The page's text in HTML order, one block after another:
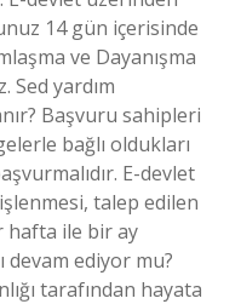
14 gün içerisinde
ve Dayanışma
Sed yardım
Başvuru sahipleri
bağlı oldukları
E-devlet
talep edilen
hafta ile bir ay
devam ediyor mu?
tarafından hayata